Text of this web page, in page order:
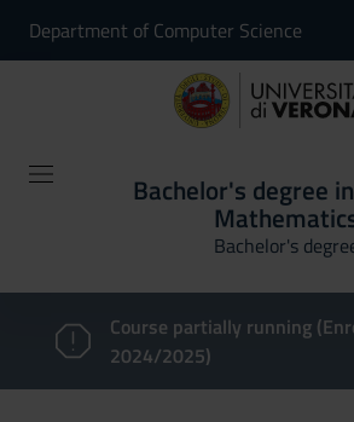
Department of Computer Science
Bachelor's degree
Bachelor's
Course partially running
2024/2025)